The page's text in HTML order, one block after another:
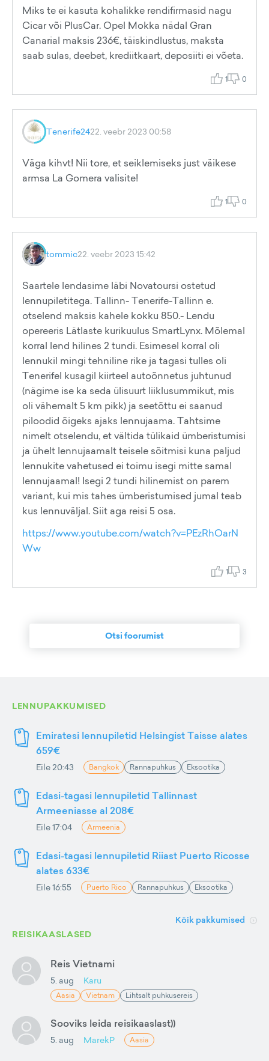
Miks te ei kasuta kohalikke rendifirmasid nagu
Cicar või PlusCar. Opel Mokka nädal Gran
Canarial maksis 236€, täiskindlustus, maksta
saab sulas, deebet, krediitkaart, deposiiti ei võeta.
1 0
Tenerife2422. veebr 2023 00:58
Väga kihvt! Nii tore, et seiklemiseks just väikese
armsa La Gomera valisite!
1 0
tommic22. veebr 2023 15:42
Saartele lendasime läbi Novatoursi ostetud
lennupiletitega. Tallinn- Tenerife-Tallinn e.
otselend maksis kahele kokku 850.- Lendu
opereeris Lätlaste kurikuulus SmartLynx. Mõlemal
korral lend hilines 2 tundi. Esimesel korral oli
lennukil mingi tehniline rike ja tagasi tulles oli
Tenerifel kusagil kiirteel autoõnnetus juhtunud
(nägime ise ka seda ülisuurt liiklusummikut, mis
oli vähemalt 5 km pikk) ja seetõttu ei saanud
piloodid õigeks ajaks lennujaama. Tahtsime
nimelt otselendu, et vältida tülikaid ümberistumisi
ja ühelt lennujaamalt teisele sõitmisi kuna paljud
lennukite vahetused ei toimu isegi mitte samal
lennujaamal! Isegi 2 tundi hilinemist on parem
variant, kui mis tahes ümberistumised jumal teab
kus lennuväljal. Siit aga reisi 5 osa.
https://www.youtube.com/watch?v=PEzRhOarN
Ww
1 3
Otsi foorumist
LENNUPAKKUMISED
Emiratesi lennupiletid Helsingist Taisse alates
659€
Eile 20:43 Bangkok Rannapuhkus Eksootika
Edasi-tagasi lennupiletid Tallinnast
Armeeniasse al 208€
Eile 17:04 Armeenia
Edasi-tagasi lennupiletid Riiast Puerto Ricosse
alates 633€
Eile 16:55 Puerto Rico Rannapuhkus Eksootika
Kõik pakkumised
REISIKAASLASED
Reis Vietnami
5. aug Karu
Aasia Vietnam Lihtsalt puhkusereis
Sooviks leida reisikaaslast))
5. aug MarekP Aasia